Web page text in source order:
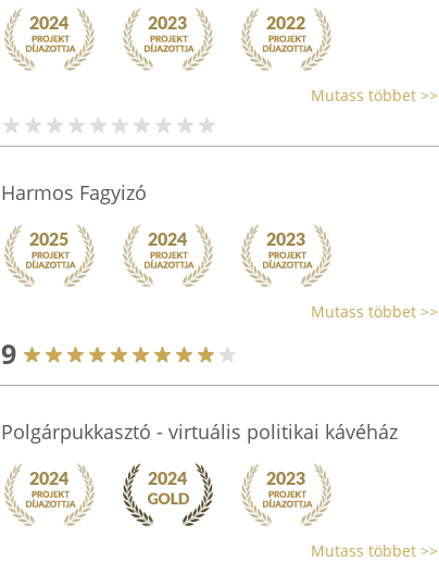
Mutass többet >>
Harmos Fagyizó
Mutass többet >>
9
Polgárpukkasztó - virtuális politikai kávéház
Mutass többet >>